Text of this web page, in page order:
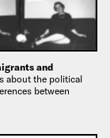
and
about the political
between